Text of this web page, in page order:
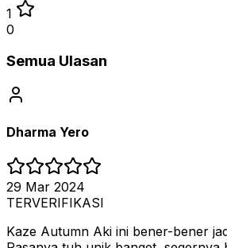
1
0
Semua Ulasan
Dharma Yero
29 Mar 2024
TERVERIFIKASI
Kaze Autumn Aki ini bener-bener